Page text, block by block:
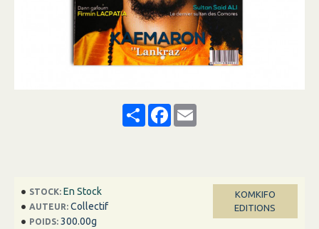
ShareFacebook
Email
STOCK: En Stock
AUTEUR: Collectif
POIDS: 300.00g
KOMKIFO
EDITIONS